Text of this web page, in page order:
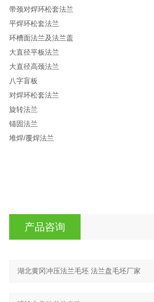
带颈对焊环松套法兰
平焊环松套法兰
环槽面法兰及法兰盖
大直径平板法兰
大直径高颈法兰
八字盲板
对焊环松套法兰
旋转法兰
锚固法兰
堆焊/覆焊法兰
产品咨询